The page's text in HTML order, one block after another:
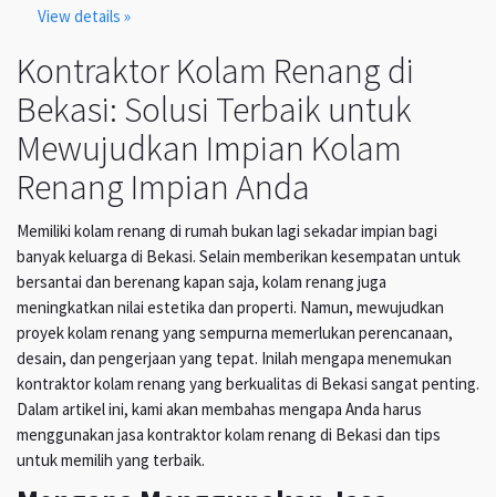
View details »
Kontraktor Kolam Renang di
Bekasi: Solusi Terbaik untuk
Mewujudkan Impian Kolam
Renang Impian Anda
Memiliki kolam renang di rumah bukan lagi sekadar impian bagi
banyak keluarga di Bekasi. Selain memberikan kesempatan untuk
bersantai dan berenang kapan saja, kolam renang juga
meningkatkan nilai estetika dan properti. Namun, mewujudkan
proyek kolam renang yang sempurna memerlukan perencanaan,
desain, dan pengerjaan yang tepat. Inilah mengapa menemukan
kontraktor kolam renang yang berkualitas di Bekasi sangat penting.
Dalam artikel ini, kami akan membahas mengapa Anda harus
menggunakan jasa kontraktor kolam renang di Bekasi dan tips
untuk memilih yang terbaik.